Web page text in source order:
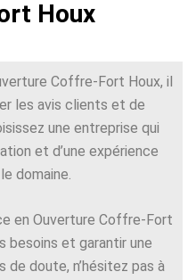
Houx
Coffre-Fort Houx, il
les avis clients et de
une entreprise qui
et d’une expérience
domaine.
en Ouverture Coffre-Fort
besoins et garantir une
doute, n’hésitez pas à